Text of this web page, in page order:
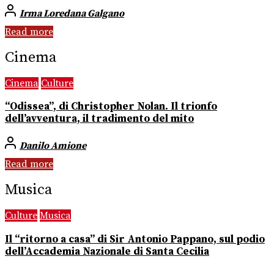
Irma Loredana Galgano
Read more
Cinema
Cinema Culture
“Odissea”, di Christopher Nolan. Il trionfo
dell’avventura, il tradimento del mito
Danilo Amione
Read more
Musica
Culture Musica
Il “ritorno a casa” di Sir Antonio Pappano, sul podio
dell’Accademia Nazionale di Santa Cecilia